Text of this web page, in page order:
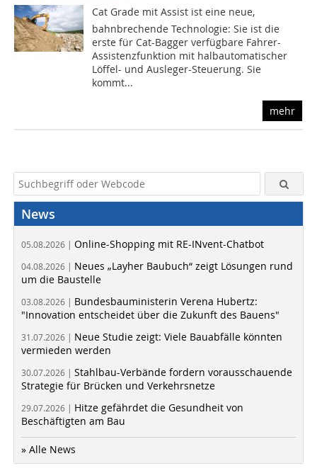
Cat Grade mit Assist ist eine neue,
bahnbrechende Technologie: Sie ist die
erste für Cat-Bagger verfügbare Fahrer-
Assistenzfunktion mit halbautomatischer
Löffel- und Ausleger-Steuerung. Sie
kommt...
mehr
News
05.08.2026 | Online-Shopping mit RE-INvent-Chatbot
04.08.2026 | Neues „Layher Baubuch“ zeigt Lösungen rund
um die Baustelle
03.08.2026 | Bundesbauministerin Verena Hubertz:
"Innovation entscheidet über die Zukunft des Bauens"
31.07.2026 | Neue Studie zeigt: Viele Bauabfälle könnten
vermieden werden
30.07.2026 | Stahlbau-Verbände fordern vorausschauende
Strategie für Brücken und Verkehrsnetze
29.07.2026 | Hitze gefährdet die Gesundheit von
Beschäftigten am Bau
» Alle News